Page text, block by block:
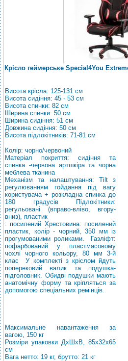
Крісло геймерське Special4You
Висота крісла: 125-131 см
Висота сидіння: 45 - 53 см
Висота спинки: 82 см
Ширина спинки: 50 см
Ширина сидіння: 51 см
Довжина сидіння: 50 см
Висота підлокітників: 71-81 см
Колір: чорно/червоний
Матеріал покриття: сидіння та
спинка -червона артшкіра та чорна
меблева тканина
Механізм та налаштування: Tilt з
регулюванням гойдання під вагу
користувача + розкладна спинка до
180 градусів Підлокітники:
регульовані (вправо-вліво, вгору-
вниз), пластик
: посилений Хрестовина: посилений
пластик, колір - чорний, 350 мм із
прогумованими роликами.
Газліфт:
пофарбований у пластмасовому
чохлі чорного кольору, 80 мм 3-й
класУ комплекті з кріслом йдуть
поперековий валик та подушка-
підголовник. Обидві подушки мають
анатомічну форму та кріпляться за
допомогою спеціальних ремінців.
Максимальне навантаження за
вагою, 150 кг
Розміри упаковки ДхШхВ, 85х32х65
см
Вага нетто: 19 кг, брутто: 21 кг